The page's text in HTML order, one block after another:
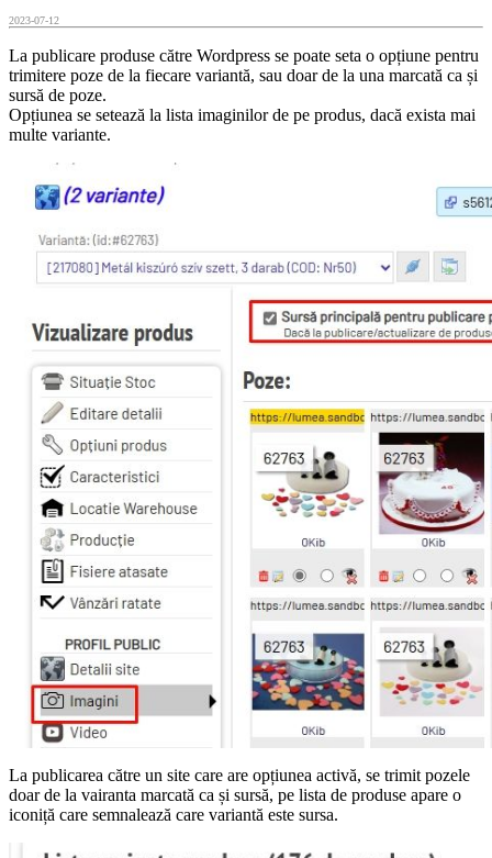
2023-07-12
La publicare produse către Wordpress se poate seta o opțiune pentru
trimitere poze de la fiecare variantă, sau doar de la una marcată ca și
sursă de poze.
Opțiunea se setează la lista imaginilor de pe produs, dacă exista mai
multe variante.
La publicarea către un site care are opțiunea activă, se trimit pozele
doar de la vairanta marcată ca și sursă, pe lista de produse apare o
iconiță care semnalează care variantă este sursa.